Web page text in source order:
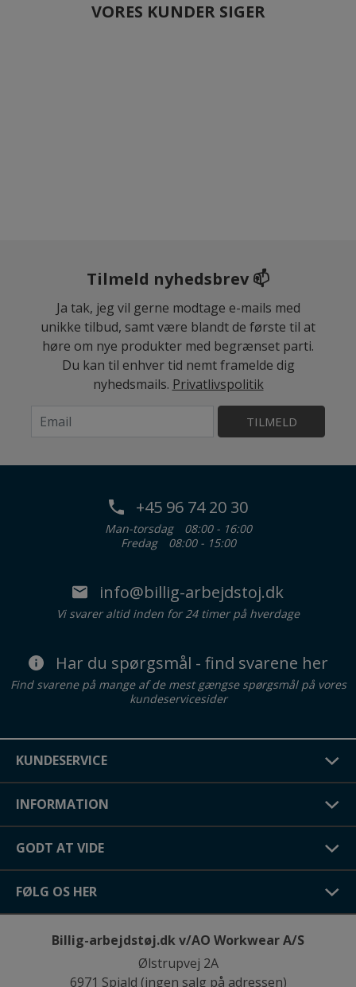
VORES KUNDER SIGER
Tilmeld nyhedsbrev 📫
Ja tak, jeg vil gerne modtage e-mails med
unikke tilbud, samt være blandt de første til at
høre om nye produkter med begrænset parti.
Du kan til enhver tid nemt framelde dig
nyhedsmails. Privatlivspolitik
TILMELD
+45 96 74 20 30
Man-torsdag
08:00 - 16:00
Fredag
08:00 - 15:00
info@billig-arbejdstoj.dk
Vi svarer altid inden for 24 timer på hverdage
Har du spørgsmål - find svarene her
Find svarene på mange af de mest gængse spørgsmål på vores
kundeservicesider
KUNDESERVICE
INFORMATION
GODT AT VIDE
FØLG OS HER
Billig-arbejdstøj.dk v/AO Workwear A/S
Ølstrupvej 2A
6971 Spjald (ingen salg på adressen)